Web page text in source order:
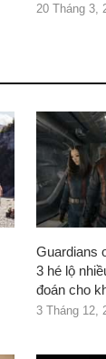
20 Tháng 3,
Guardians
3 hé lộ
đoán cho
3 Tháng 12,